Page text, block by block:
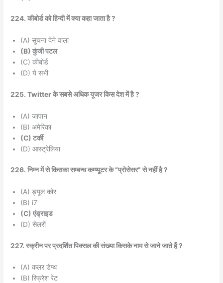
224. कीबोर्ड को हिन्दी में क्या कहा जाता है ?
(A) सुचना देने वाला
(B) कुंजी पटल
(C) कीबोर्ड
(D) ये सभी
225. Twitter के सबसे अधिक यूजर किस देश में है ?
(A) जापान
(B) अमेरिका
(C) टर्की
(D) आस्ट्रेलिया
226. निम्न में से किसका सम्बन्ध कम्प्यूटर के “प्रोसेसर” से नहीं है ?
(A) ड्यूल कोर
(B) i7
(C) एंड्राइड
(D) सेलरों
227. स्क्रीन पर प्रदर्शित पिक्सल की संख्या किसके नाम से जाने जाते हैं ?
(A) कलर डेप्थ
(B) रिफ्रेश रेट